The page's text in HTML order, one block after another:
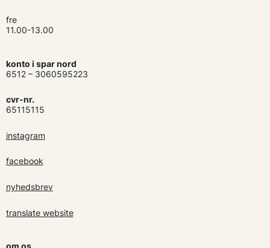
fre
11.00-13.00
konto i spar nord
6512 – 3060595223
cvr-nr.
65115115
instagram
facebook
nyhedsbrev
translate website
om os